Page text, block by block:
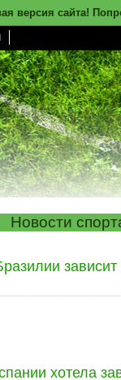
версия сайта!
Новости
хотела